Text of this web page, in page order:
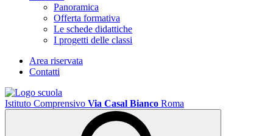
Panoramica
Offerta formativa
Le schede didattiche
I progetti delle classi
Area riservata
Contatti
Istituto Comprensivo Via Casal Bianco Roma